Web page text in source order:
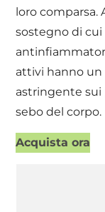
loro comparsa.
sostegno di
attivi hanno un
astringente sui
sebo del corpo.
Acquista ora